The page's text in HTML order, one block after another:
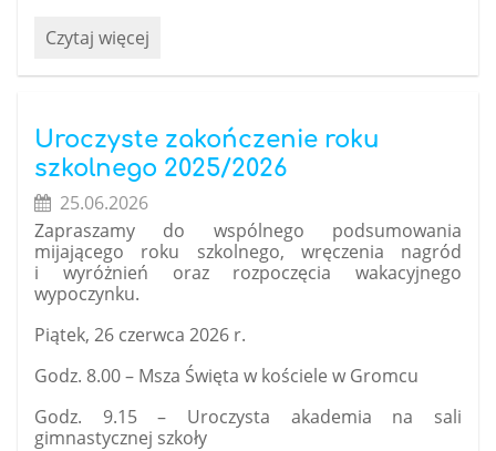
Uroczyste
dzieci
z
zerówki:
Czytaj więcej
Uroczyste zakończenie roku
szkolnego 2025/2026
25.06.2026
Zapraszamy do wspólnego podsumowania
mijającego roku szkolnego, wręczenia nagród
i wyróżnień oraz rozpoczęcia wakacyjnego
wypoczynku.
Piątek, 26 czerwca 2026 r.
Godz. 8.00 – Msza Święta w kościele w Gromcu
Godz. 9.15 – Uroczysta akademia na sali
gimnastycznej szkoły